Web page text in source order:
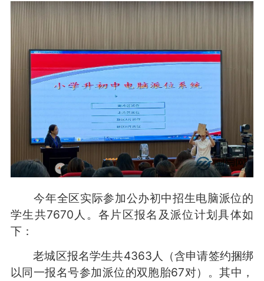
今年全区实际参加公办初中招生电脑派位的
学生共7670人。各片区报名及派位计划具体如
下：
老城区报名学生共4363人（含申请签约捆绑
以同一报名号参加派位的双胞胎67对）。其中，